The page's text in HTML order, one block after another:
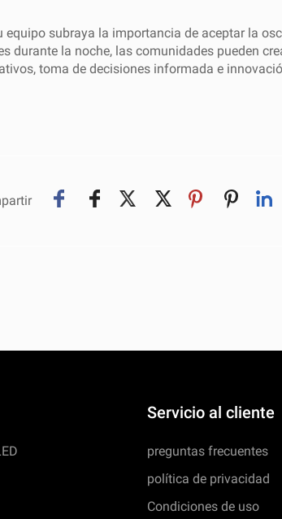
subraya la importancia de aceptar la
durante la noche, las comunidades pueden
toma de decisiones informada e
Servicio al cliente
preguntas frecuentes
política de privacidad
Condiciones de uso